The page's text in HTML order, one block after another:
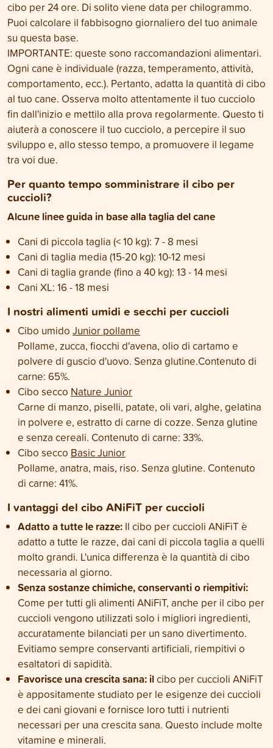
cibo per 24 ore. Di solito viene data per chilogrammo.
Puoi calcolare il fabbisogno giornaliero del tuo animale
su questa base.
IMPORTANTE: queste sono raccomandazioni alimentari.
Ogni cane è individuale (razza, temperamento, attività,
comportamento, ecc.). Pertanto, adatta la quantità di cibo
al tuo cane. Osserva molto attentamente il tuo cucciolo
fin dall'inizio e mettilo alla prova regolarmente. Questo ti
aiuterà a conoscere il tuo cucciolo, a percepire il suo
sviluppo e, allo stesso tempo, a promuovere il legame
tra voi due.
Per quanto tempo somministrare il cibo per
cuccioli?
Alcune linee guida in base alla taglia del cane
Cani di piccola taglia (< 10 kg): 7 - 8 mesi
Cani di taglia media (15-20 kg): 10-12 mesi
Cani di taglia grande (fino a 40 kg): 13 - 14 mesi
Cani XL: 16 - 18 mesi
I nostri alimenti umidi e secchi per cuccioli
Cibo umido Junior pollame
Pollame, zucca, fiocchi d'avena, olio di cartamo e
polvere di guscio d'uovo. Senza glutine.Contenuto di
carne: 65%.
Cibo secco Nature Junior
Carne di manzo, piselli, patate, oli vari, alghe, gelatina
in polvere e, estratto di carne di cozze. Senza glutine
e senza cereali. Contenuto di carne: 33%.
Cibo secco Basic Junior
Pollame, anatra, mais, riso. Senza glutine. Contenuto
di carne: 41%.
I vantaggi del cibo ANiFiT per cuccioli
Adatto a tutte le razze: Il cibo per cuccioli ANiFiT è
adatto a tutte le razze, dai cani di piccola taglia a quelli
molto grandi. L'unica differenza è la quantità di cibo
necessaria al giorno.
Senza sostanze chimiche, conservanti o riempitivi:
Come per tutti gli alimenti ANiFiT, anche per il cibo per
cuccioli vengono utilizzati solo i migliori ingredienti,
accuratamente bilanciati per un sano divertimento.
Evitiamo sempre conservanti artificiali, riempitivi o
esaltatori di sapidità.
Favorisce una crescita sana: ilcibo per cuccioli ANiFiT
è appositamente studiato per le esigenze dei cuccioli
e dei cani giovani e fornisce loro tutti i nutrienti
necessari per una crescita sana. Questo include molte
vitamine e minerali.